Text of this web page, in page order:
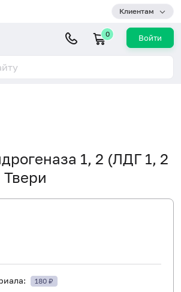
Клиентам
0 Войти
1, 2 (ЛДГ 1, 2
180 ₽